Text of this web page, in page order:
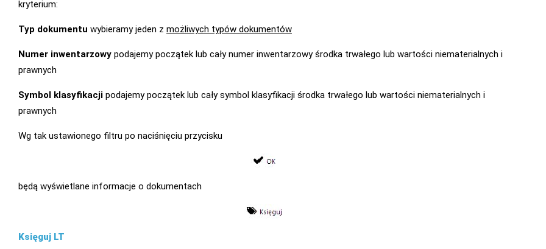
kryterium:
Typ dokumentu wybieramy jeden z możliwych typów dokumentów
Numer inwentarzowy podajemy początek lub cały numer inwentarzowy środka trwałego lub wartości niematerialnych i
prawnych
Symbol klasyfikacji podajemy początek lub cały symbol klasyfikacji środka trwałego lub wartości niematerialnych i
prawnych
Wg tak ustawionego filtru po naciśnięciu przycisku
będą wyświetlane informacje o dokumentach
Księguj LT